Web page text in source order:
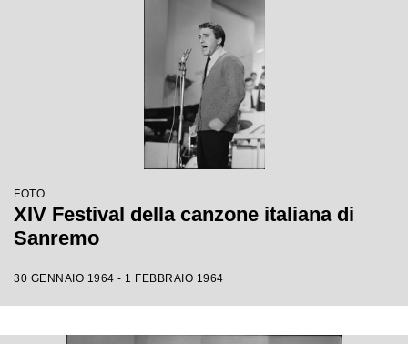
FOTO
XIV Festival della canzone italiana di
Sanremo
30 GENNAIO 1964 - 1 FEBBRAIO 1964